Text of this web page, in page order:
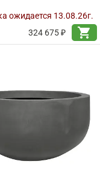
ожидается 13.08.26г.
324 675 ₽
shopping_cart